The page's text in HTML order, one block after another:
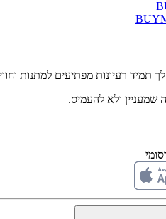
שמעניין ולא להעמיס.